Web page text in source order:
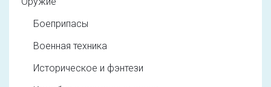
Боеприпасы
Военная техника
Историческое и фэнтези